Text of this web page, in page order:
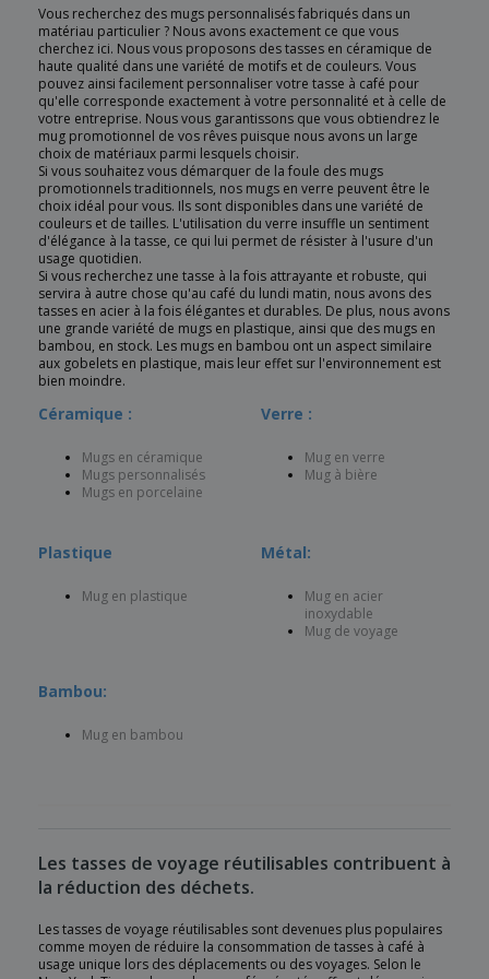
Vous recherchez des mugs personnalisés fabriqués dans un
matériau particulier ? Nous avons exactement ce que vous
cherchez ici. Nous vous proposons des tasses en céramique de
haute qualité dans une variété de motifs et de couleurs. Vous
pouvez ainsi facilement personnaliser votre tasse à café pour
qu'elle corresponde exactement à votre personnalité et à celle de
votre entreprise. Nous vous garantissons que vous obtiendrez le
mug promotionnel de vos rêves puisque nous avons un large
choix de matériaux parmi lesquels choisir.
Si vous souhaitez vous démarquer de la foule des mugs
promotionnels traditionnels, nos mugs en verre peuvent être le
choix idéal pour vous. Ils sont disponibles dans une variété de
couleurs et de tailles. L'utilisation du verre insuffle un sentiment
d'élégance à la tasse, ce qui lui permet de résister à l'usure d'un
usage quotidien.
Si vous recherchez une tasse à la fois attrayante et robuste, qui
servira à autre chose qu'au café du lundi matin, nous avons des
tasses en acier à la fois élégantes et durables. De plus, nous avons
une grande variété de mugs en plastique, ainsi que des mugs en
bambou, en stock. Les mugs en bambou ont un aspect similaire
aux gobelets en plastique, mais leur effet sur l'environnement est
bien moindre.
Céramique :
Mugs en céramique
Mugs personnalisés
Mugs en porcelaine
Verre :
Mug en verre
Mug à bière
Plastique
Mug en plastique
Métal:
Mug en acier
inoxydable
Mug de voyage
Bambou:
Mug en bambou
Les tasses de voyage réutilisables contribuent à
la réduction des déchets.
Les tasses de voyage réutilisables sont devenues plus populaires
comme moyen de réduire la consommation de tasses à café à
usage unique lors des déplacements ou des voyages. Selon le